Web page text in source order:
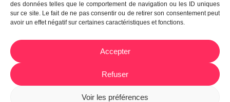
des données telles que le comportement de navigation ou les ID uniques
sur ce site. Le fait de ne pas consentir ou de retirer son consentement peut
avoir un effet négatif sur certaines caractéristiques et fonctions.
Accepter
Refuser
Voir les préférences